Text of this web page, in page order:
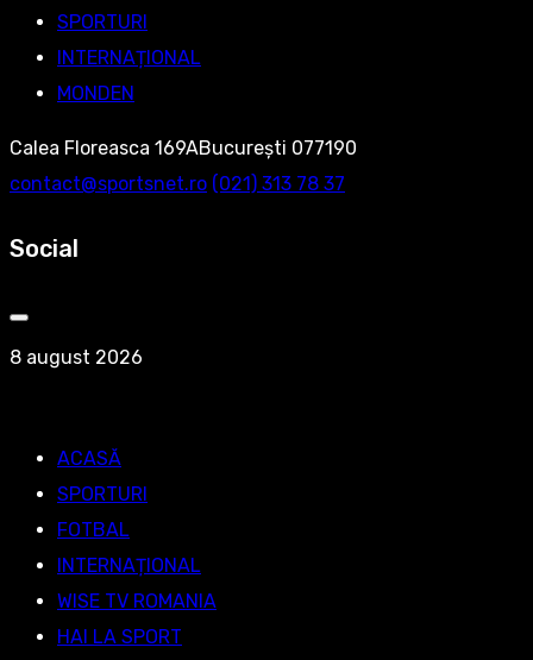
SPORTURI
INTERNAȚIONAL
MONDEN
Calea Floreasca 169ABucurești 077190
contact@sportsnet.ro ‭(021) 313 78 37‬
Social
8 august 2026
ACASĂ
SPORTURI
FOTBAL
INTERNAȚIONAL
WISE TV ROMANIA
HAI LA SPORT